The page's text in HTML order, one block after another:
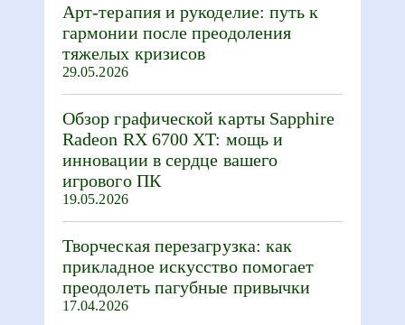
Арт-терапия и рукоделие: путь к
гармонии после преодоления
тяжелых кризисов
29.05.2026
Обзор графической карты Sapphire
Radeon RX 6700 XT: мощь и
инновации в сердце вашего
игрового ПК
19.05.2026
Творческая перезагрузка: как
прикладное искусство помогает
преодолеть пагубные привычки
17.04.2026